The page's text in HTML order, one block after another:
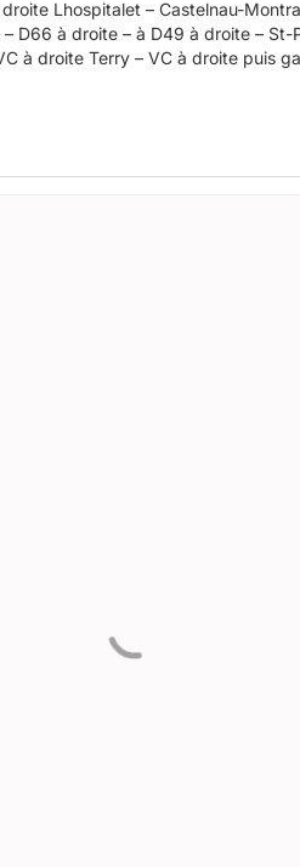
D659 – à D83 à gauche vallée du
D66 à droite – à D49 à droite –
à droite Terry – VC à droite puis